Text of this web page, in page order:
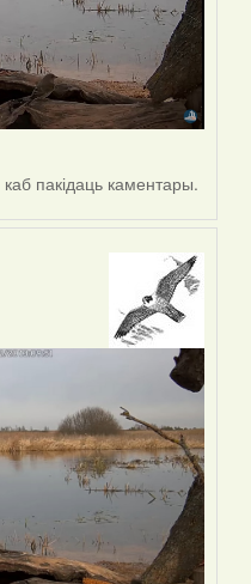
каб пакідаць каментары.